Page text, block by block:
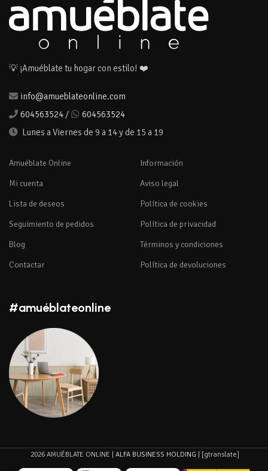
💡 ¡Amuéblate tu hogar con estilo! ❤️
info@amueblateonline.com
604563524 /
604563524
Lunes a Viernes de 9 a 14 y de 15 a 19
Amuéblate Online
Mi cuenta
Lista de deseos
Seguimiento de pedidos
Blog
Contactar
Información
Aviso legal
Política de cookies
Política de privacidad
Términos y condiciones
Política de devoluciones
#amuéblateonline
2026 AMUÉBLATE ONLINE | ALFA BUSINESS HOLDING | [gtranslate]